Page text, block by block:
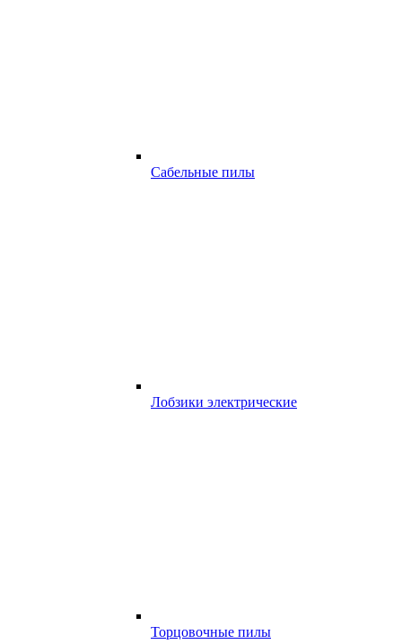
Сабельные пилы
Лобзики электрические
Торцовочные пилы